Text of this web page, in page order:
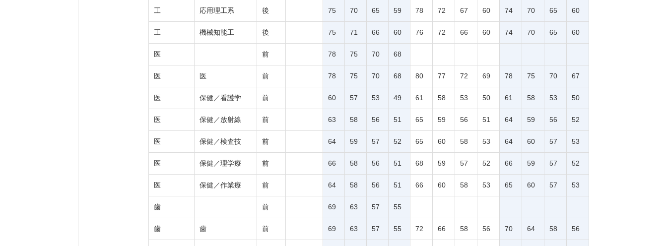
工 応用理工系 後 75 70 65 59 78 72 67 60 74 70 65 60
工 機械知能工 後 75 71 66 60 76 72 66 60 74 70 65 60
医 前 78 75 70 68
医 医 前 78 75 70 68 80 77 72 69 78 75 70 67
医 保健／看護学 前 60 57 53 49 61 58 53 50 61 58 53 50
医 保健／放射線 前 63 58 56 51 65 59 56 51 64 59 56 52
医 保健／検査技 前 64 59 57 52 65 60 58 53 64 60 57 53
医 保健／理学療 前 66 58 56 51 68 59 57 52 66 59 57 52
医 保健／作業療 前 64 58 56 51 66 60 58 53 65 60 57 53
歯 前 69 63 57 55
歯 歯 前 69 63 57 55 72 66 58 56 70 64 58 56